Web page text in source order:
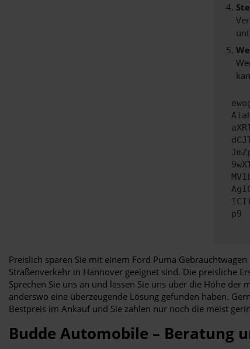
p9
Preislich sparen Sie mit einem Ford Puma
Straßenverkehr in Hannover geeignet sind. Die preisliche
Sprechen Sie uns an und lassen Sie uns über die Höhe
anderswo eine überzeugende Lösung gefunden haben.
Bestpreis im Ankauf und Sie zahlen nur noch die meist
Budde Automobile – Beratung